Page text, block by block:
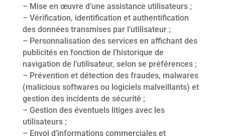
– Mise en œuvre d’une assistance utilisateurs ;
– Vérification, identification et authentification
des données transmises par l’utilisateur ;
– Personnalisation des services en affichant des
publicités en fonction de l’historique de
navigation de l’utilisateur, selon se préférences ;
– Prévention et détection des fraudes, malwares
(malicious softwares ou logiciels malveillants) et
gestion des incidents de sécurité ;
– Gestion des éventuels litiges avec les
utilisateurs ;
– Envoi d’informations commerciales et